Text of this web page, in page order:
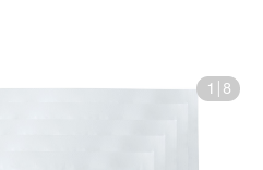
1 8